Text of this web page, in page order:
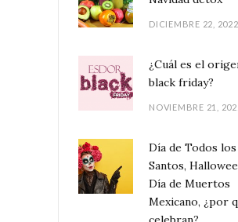
DICIEMBRE 22, 2022
¿Cuál es el
black friday?
NOVIEMBRE 21,
Día de Todos los
Santos,
Día de Muertos
Mexicano, ¿por